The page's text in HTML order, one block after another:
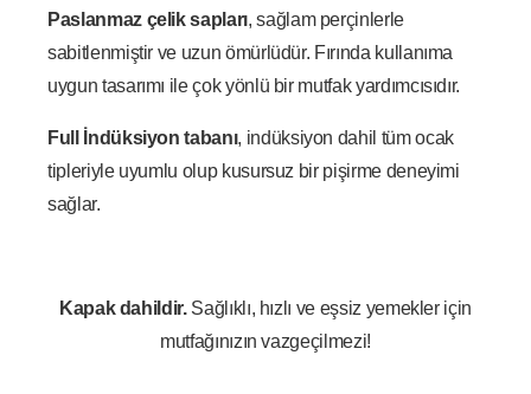
Paslanmaz çelik sapları, sağlam perçinlerle
sabitlenmiştir ve uzun ömürlüdür. Fırında kullanıma
uygun tasarımı ile çok yönlü bir mutfak yardımcısıdır.
Full İndüksiyon tabanı, indüksiyon dahil tüm ocak
tipleriyle uyumlu olup kusursuz bir pişirme deneyimi
sağlar.
Kapak dahildir.Sağlıklı, hızlı ve eşsiz yemekler için
mutfağınızın vazgeçilmezi!